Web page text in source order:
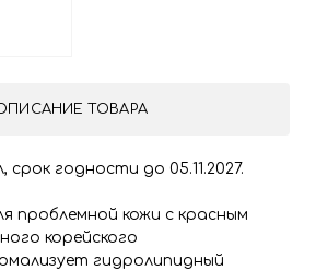
ТОВАРА
годности до 05.11.2027.
проблемной кожи с красным
корейского
гидролипидный